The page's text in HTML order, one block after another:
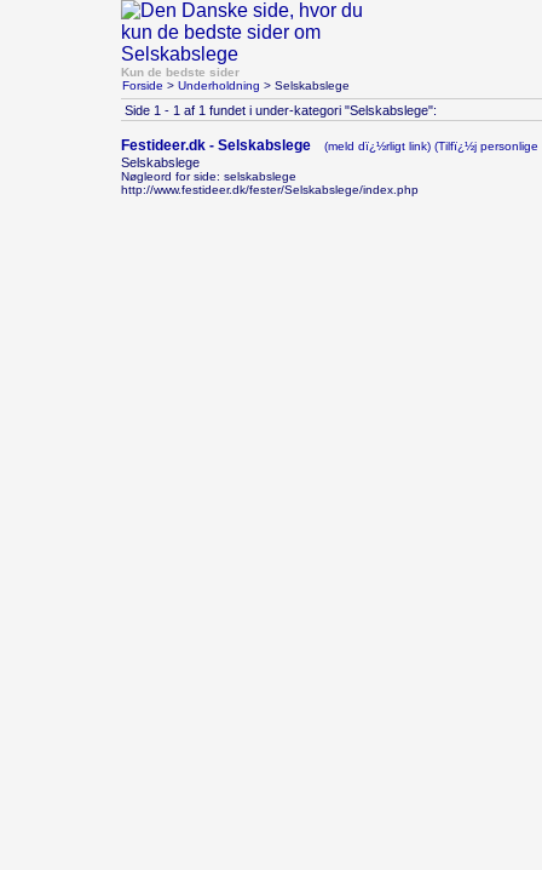
Kun de bedste sider
Forside > Underholdning > Selskabslege
Side 1 - 1 af 1 fundet i under-kategori "Selskabslege":
Festideer.dk - Selskabslege (meld dï¿½rligt link) (Tilfï¿½j personlige
Selskabslege
Nøgleord for side: selskabslege
http://www.festideer.dk/fester/Selskabslege/index.php